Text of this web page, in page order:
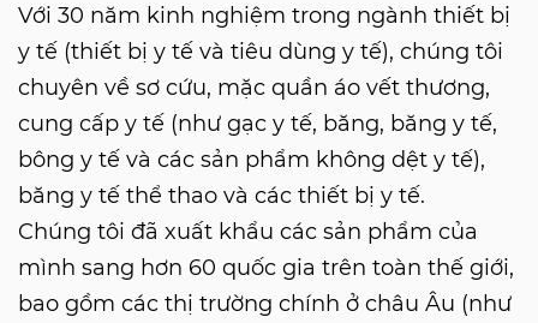
Với 30 năm kinh nghiệm trong ngành thiết bị
y tế (thiết bị y tế và tiêu dùng y tế), chúng tôi
chuyên về sơ cứu, mặc quần áo vết thương,
cung cấp y tế (như gạc y tế, băng, băng y tế,
bông y tế và các sản phẩm không dệt y tế),
băng y tế thể thao và các thiết bị y tế.
Chúng tôi đã xuất khẩu các sản phẩm của
mình sang hơn 60 quốc gia trên toàn thế giới,
bao gồm các thị trường chính ở châu Âu (như